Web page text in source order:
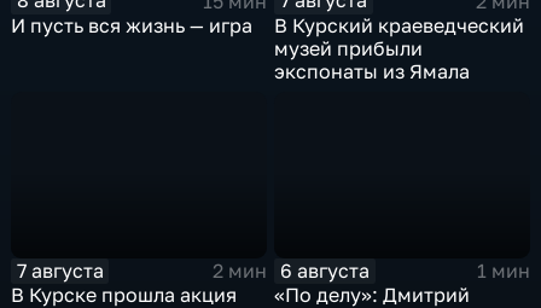
И пусть вся жизнь — игра
В Курский краеведческий
музей прибыли
экспонаты из Ямала
7 августа
2 мин
В Курске прошла акция
6 августа
1 мин
«По делу»: Дмитрий